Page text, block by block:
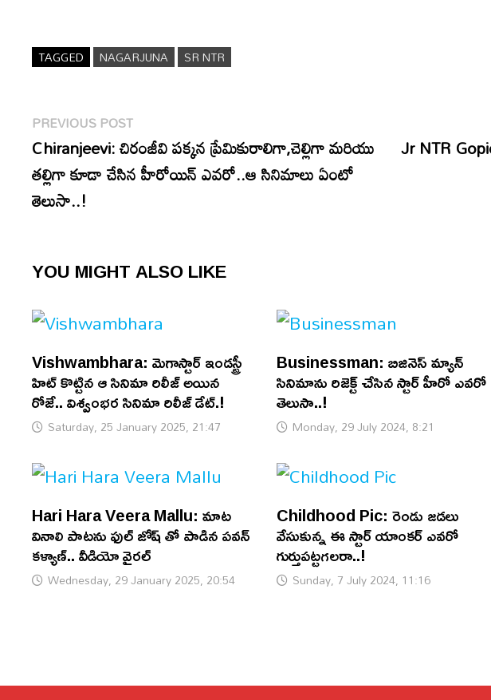
TAGGED NAGARJUNA SR NTR
Post
navigation
PREVIOUS POSTPrevious
post:
Chiranjeevi: చిరంజీవి పక్కన ప్రేమికురాలిగా,చెల్లిగా మరియు
తల్లిగా కూడా చేసిన హీరోయిన్ ఎవరో..ఆ సినిమాలు ఏంటో
తెలుసా..!
Jr NTR
YOU MIGHT ALSO LIKE
Vishwambhara: మెగాస్టార్ ఇండస్ట్రీ
హిట్ కొట్టిన ఆ సినిమా రిలీజ్ అయిన
రోజే.. విశ్వంభర సినిమా రిలీజ్ డేట్.!
Saturday, 25 January 2025, 21:47
Businessman: బిజినెస్ మ్యాన్
సినిమాను రిజెక్ట్ చేసిన స్టార్ హీరో ఎవరో
తెలుసా..!
Monday, 29 July 2024, 8:21
Hari Hara Veera Mallu: మాట
వినాలి పాటను ఫుల్ జోష్ తో పాడిన పవన్
కళ్యాణ్.. వీడియో వైరల్
Wednesday, 29 January 2025, 20:54
Childhood Pic: రెండు జడలు
వేసుకున్న ఈ స్టార్ యాంకర్ ఎవరో
గుర్తుపట్టగలరా..!
Sunday, 7 July 2024, 11:16